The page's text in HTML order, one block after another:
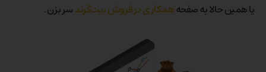
یا همین حالا به صفحههمکاری در فروش بیت‌گرندسر بزن.